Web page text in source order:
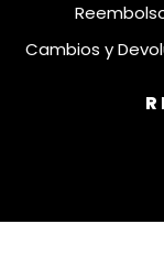
Cambios y